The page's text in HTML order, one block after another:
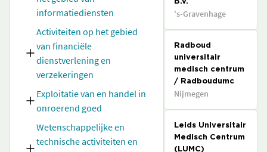
informatiediensten
Activiteiten op het gebied
van financiële
dienstverlening en
verzekeringen
Exploitatie van en handel in
onroerend goed
Wetenschappelijke en
technische activiteiten en
B.V.
's-Gravenhage
Radboud
universitair
medisch centrum
/ Radboudumc
Nijmegen
Leids Universitair
Medisch Centrum
(LUMC)